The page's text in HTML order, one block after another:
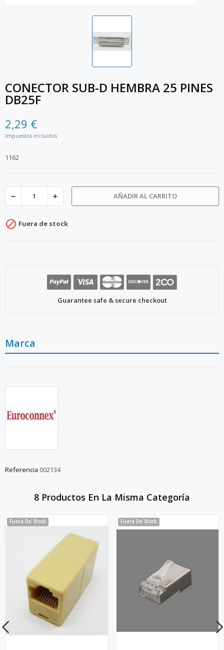
CONECTOR SUB-D HEMBRA 25 PINES
DB25F
2,29 €
Impuestos incluidos
1162
AÑADIR AL CARRITO
 Fuera de stock
Guarantee safe & secure checkout
Marca
Referencia 002134
8 Productos En La Misma Categoría
Fuera De Stock Fuera De Stock